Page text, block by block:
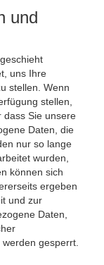
und
uns Ihre
stellen. Wenn
stellen,
dass Sie unsere
Daten, die
nur so lange
wurden,
können sich
ergeben
und zur
Daten,
gesperrt.